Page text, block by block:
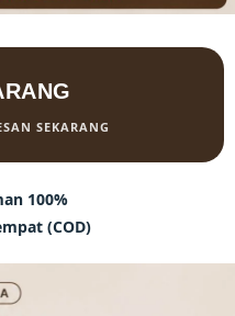
SEKARANG
100%
(COD)